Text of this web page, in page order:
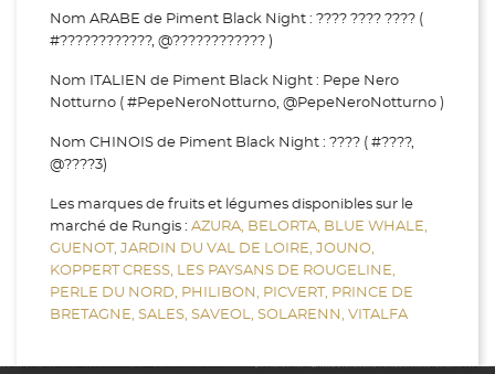
Nom ARABE de Piment Black Night : ???? ???? ???? (
#????????????, @???????????? )
Nom ITALIEN de Piment Black Night : Pepe Nero
Notturno ( #PepeNeroNotturno, @PepeNeroNotturno )
Nom CHINOIS de Piment Black Night : ???? ( #????,
@????3)
Les marques de fruits et légumes disponibles sur le
marché de Rungis : AZURA, BELORTA, BLUE WHALE,
GUENOT, JARDIN DU VAL DE LOIRE, JOUNO,
KOPPERT CRESS, LES PAYSANS DE ROUGELINE,
PERLE DU NORD, PHILIBON, PICVERT, PRINCE DE
BRETAGNE, SALES, SAVEOL, SOLARENN, VITALFA